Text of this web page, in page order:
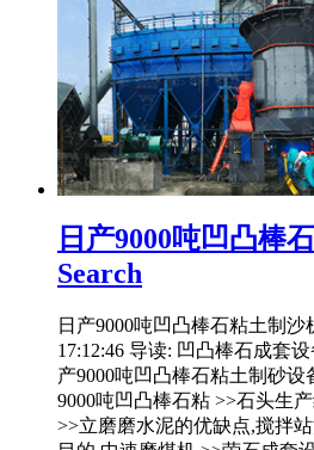
日产9000吨凹凸棒
Search
日产9000吨凹凸棒石粘土制沙
17:12:46 导读: 凹凸棒石成套
产9000吨凹凸棒石粘土制砂
9000吨凹凸棒石粘 >>石头生
>>立磨磨水泥的优缺点,搅拌